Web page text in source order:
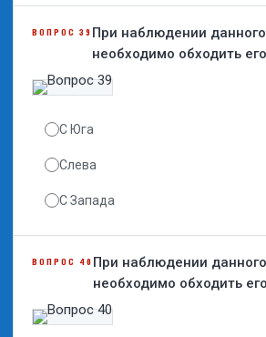
ВОПРОС 39 При наблюдении
необходимо обходить
С Юга
Слева
С Запада
ВОПРОС 40 При наблюдении
необходимо обходить